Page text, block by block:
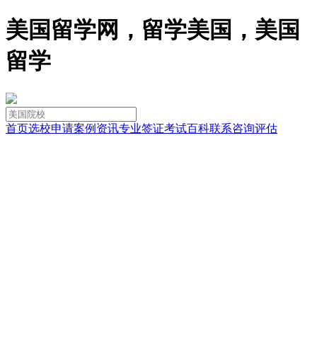
美国留学网，留学美国，美国
留学
首页选校申请案例 资讯专业签证考试百科联系咨询评估